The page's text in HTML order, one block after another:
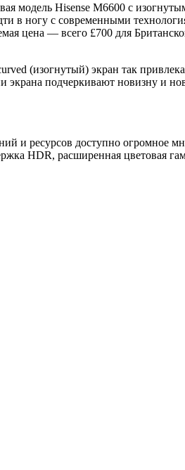
модель Hisense M6600 с
в ногу с современными
цена — всего £700 для
(изогнутый) экран так
подчеркивают новизну и
и ресурсов доступно огромное
HDR, расширенная цветовая